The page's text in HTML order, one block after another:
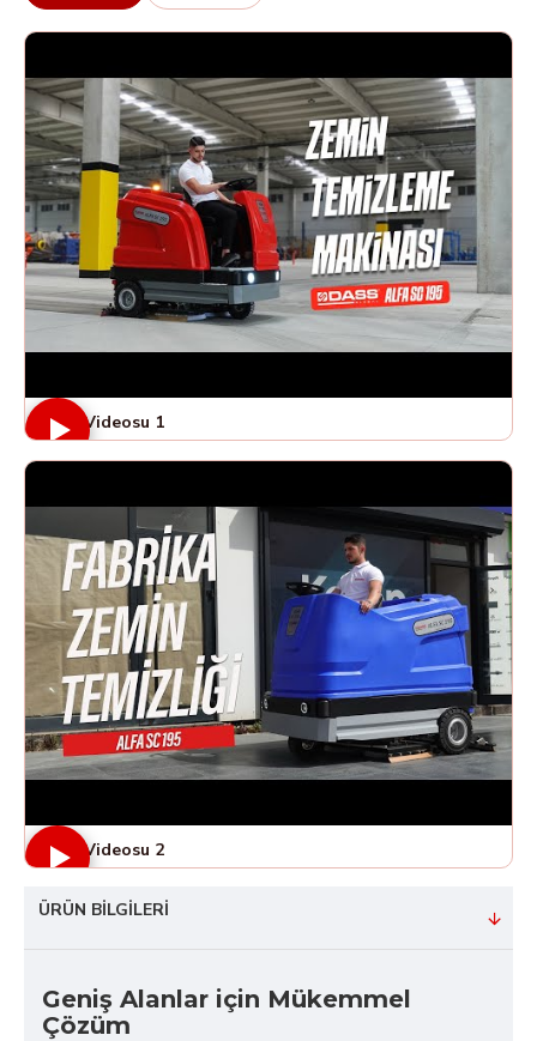
Ürün Videosu 1
Ürün Videosu 2
ÜRÜN BILGILERI
Geniş Alanlar için Mükemmel
Çözüm